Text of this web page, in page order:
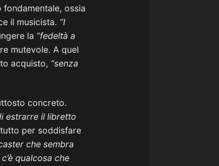
fondamentale, ossia
il musicista. “I
la “fedeltà a
mutevole. A quel
acquisto, “senza
concreto.
estrarre il libretto
per soddisfare
che sembra
qualcosa che